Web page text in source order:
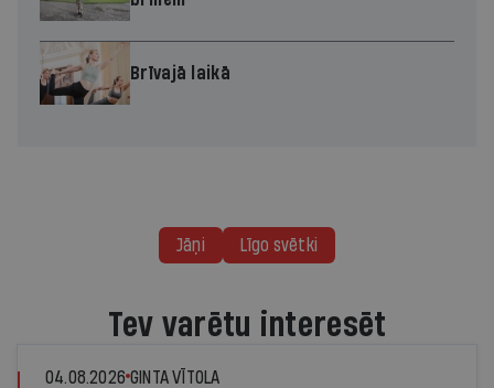
Brīvajā laikā
Jāņi Līgo svētki
Tev varētu interesēt
04.08.2026 GINTA VĪTOLA